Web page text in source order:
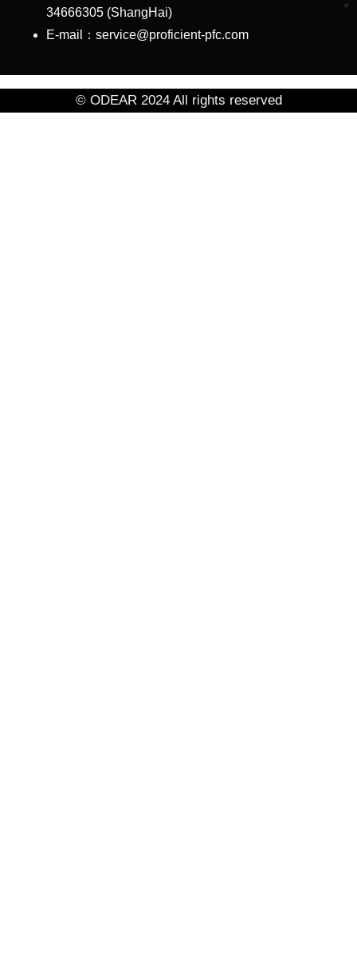
34666305 (ShangHai)
E-mail：service@proficient-pfc.com
© ODEAR 2024 All rights reserved